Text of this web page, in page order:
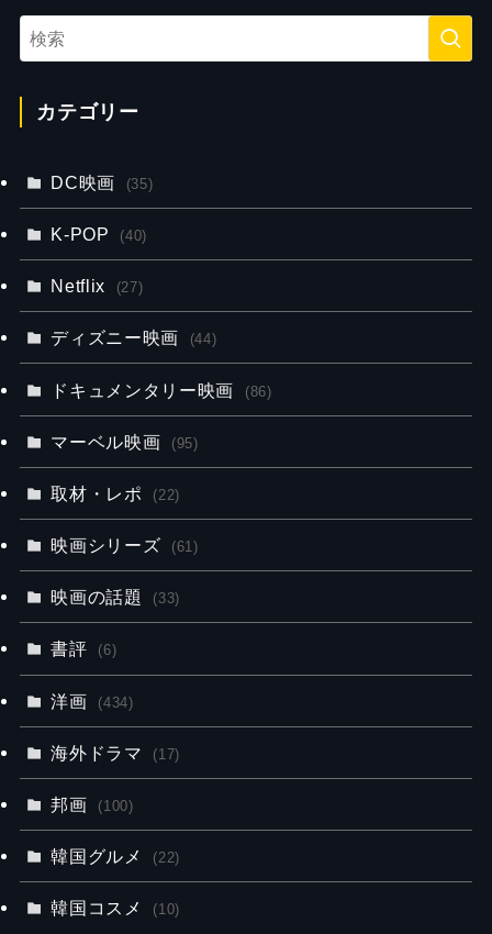
カテゴリー
DC映画 (35)
K-POP (40)
Netflix (27)
ディズニー映画 (44)
ドキュメンタリー映画 (86)
マーベル映画 (95)
取材・レポ (22)
映画シリーズ (61)
映画の話題 (33)
書評 (6)
洋画 (434)
海外ドラマ (17)
邦画 (100)
韓国グルメ (22)
韓国コスメ (10)